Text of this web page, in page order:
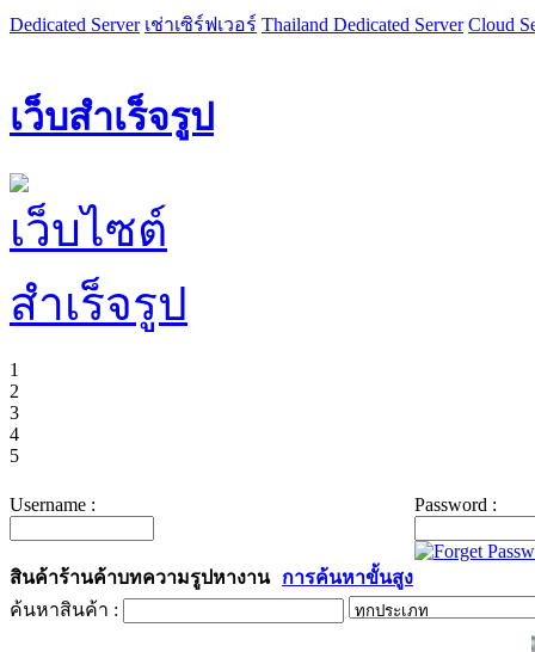
Dedicated Server เช่าเซิร์ฟเวอร์ Thailand Dedicated Server Cloud
เว็บสำเร็จรูป
1
2
3
4
5
Username : Password :
สินค้าร้านค้าบทความรูปหางาน
การค้นหาขั้นสูง
ค้นหาสินค้า :